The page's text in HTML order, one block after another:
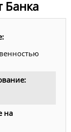
Банка
на